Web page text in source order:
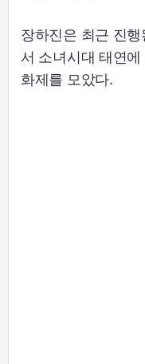
장하진은 최근 진
서 소녀시대 태연
화제를 모았다.